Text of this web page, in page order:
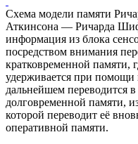
Схема модели памяти
Аткинсона — Ричарда
информация из блока
посредством внимания
кратковременной памяти,
удерживается при помощи
дальнейшем переводится
долговременной памяти,
которой переводит её
оперативной памяти.